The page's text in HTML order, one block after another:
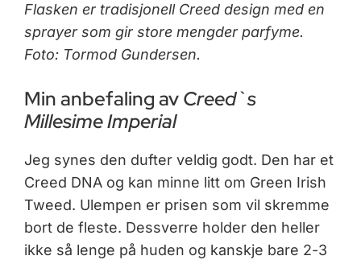
Flasken er tradisjonell Creed design med en
sprayer som gir store mengder parfyme.
Foto: Tormod Gundersen.
Min anbefaling avCreed`s
Millesime Imperial
Jeg synes den dufter veldig godt. Den har et
Creed DNA og kan minne litt om Green Irish
Tweed. Ulempen er prisen som vil skremme
bort de fleste. Dessverre holder den heller
ikke så lenge på huden og kanskje bare 2-3